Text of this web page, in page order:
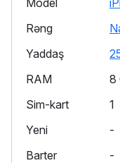
Rəng
Yaddaş
RAM
8
Sim-kart
1
Yeni
-
Barter
-